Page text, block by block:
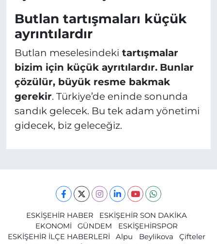
Butlan tartışmaları küçük
ayrıntılardır
Butlan meselesindeki tartışmalar
bizim için küçük ayrıtılardır. Bunlar
çözülür, büyük resme bakmak
gerekir. Türkiye’de eninde sonunda
sandık gelecek. Bu tek adam yönetimi
gidecek, biz geleceğiz.
ESKİŞEHİR HABER
ESKİŞEHİR SON DAKİKA
EKONOMİ
GÜNDEM
ESKİŞEHİRSPOR
ESKİŞEHİR İLÇE HABERLERİ
Alpu Beylikova
Çifteler